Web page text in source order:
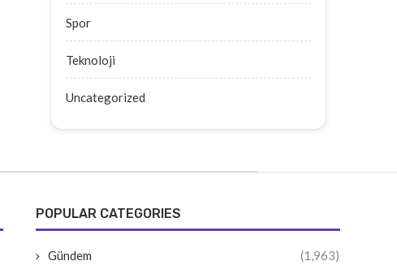
Spor
Teknoloji
Uncategorized
POPULAR CATEGORIES
Gündem
(1,963)